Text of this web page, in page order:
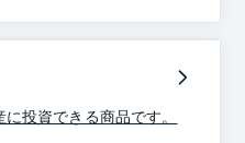
投資できる商品です。